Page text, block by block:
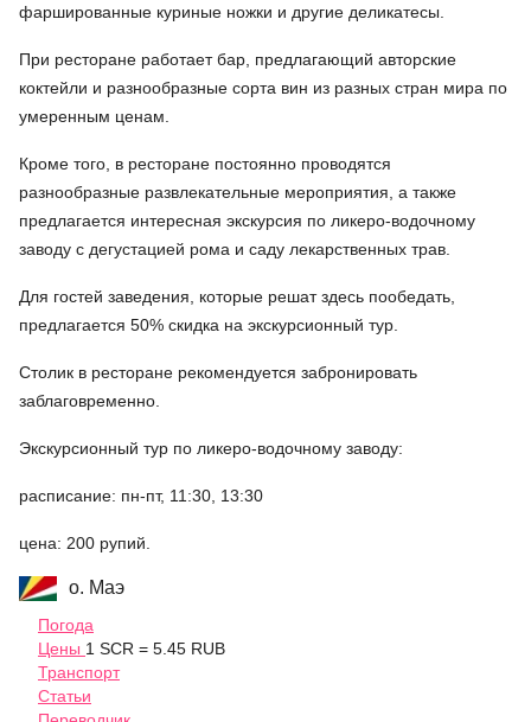
фаршированные куриные ножки и другие деликатесы.
При ресторане работает бар, предлагающий авторские
коктейли и разнообразные сорта вин из разных стран мира по
умеренным ценам.
Кроме того, в ресторане постоянно проводятся
разнообразные развлекательные мероприятия, а также
предлагается интересная экскурсия по ликеро-водочному
заводу с дегустацией рома и саду лекарственных трав.
Для гостей заведения, которые решат здесь пообедать,
предлагается 50% скидка на экскурсионный тур.
Столик в ресторане рекомендуется забронировать
заблаговременно.
Экскурсионный тур по ликеро-водочному заводу:
расписание: пн-пт, 11:30, 13:30
цена: 200 рупий.
о. Маэ
Погода
Цены 1 SCR = 5.45 RUB
Транспорт
Статьи